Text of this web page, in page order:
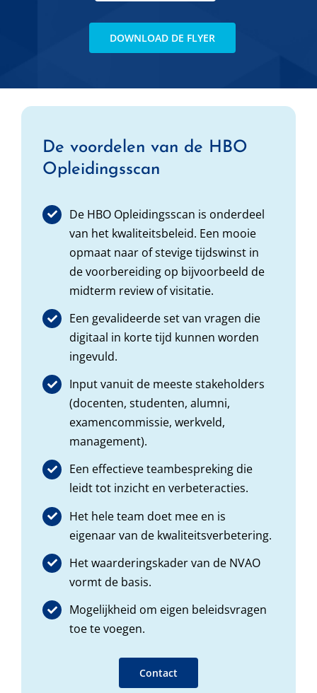
DOWNLOAD DE FLYER
De voordelen van de HBO
Opleidingsscan
De HBO Opleidingsscan is onderdeel
van het kwaliteitsbeleid. Een mooie
opmaat naar of stevige tijdswinst in
de voorbereiding op bijvoorbeeld de
midterm review of visitatie.
Een gevalideerde set van vragen die
digitaal in korte tijd kunnen worden
ingevuld.
Input vanuit de meeste stakeholders
(docenten, studenten, alumni,
examencommissie, werkveld,
management).
Een effectieve teambespreking die
leidt tot inzicht en verbeteracties.
Het hele team doet mee en is
eigenaar van de kwaliteitsverbetering.
Het waarderingskader van de NVAO
vormt de basis.
Mogelijkheid om eigen beleidsvragen
toe te voegen.
Contact